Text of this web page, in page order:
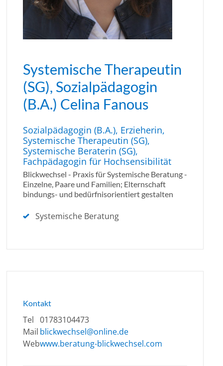
Systemische Therapeutin
(SG), Sozialpädagogin
(B.A.) Celina Fanous
Sozialpädagogin (B.A.), Erzieherin,
Systemische Therapeutin (SG),
Systemische Beraterin (SG),
Fachpädagogin für Hochsensibilität
Blickwechsel - Praxis für Systemische Beratung -
Einzelne, Paare und Familien; Elternschaft
bindungs- und bedürfnisorientiert gestalten
Systemische Beratung
Kontakt
Tel 01783104473
Mail blickwechsel@online.de
Webwww.beratung-blickwechsel.com